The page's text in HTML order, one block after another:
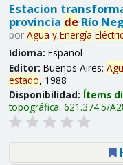
Estacion
provincia deRío
por Agua y Energía
Idioma: Español
Editor: Buenos Aires:
estado, 1988
Disponibilidad: Ítems
topográfica: 621.374.5/